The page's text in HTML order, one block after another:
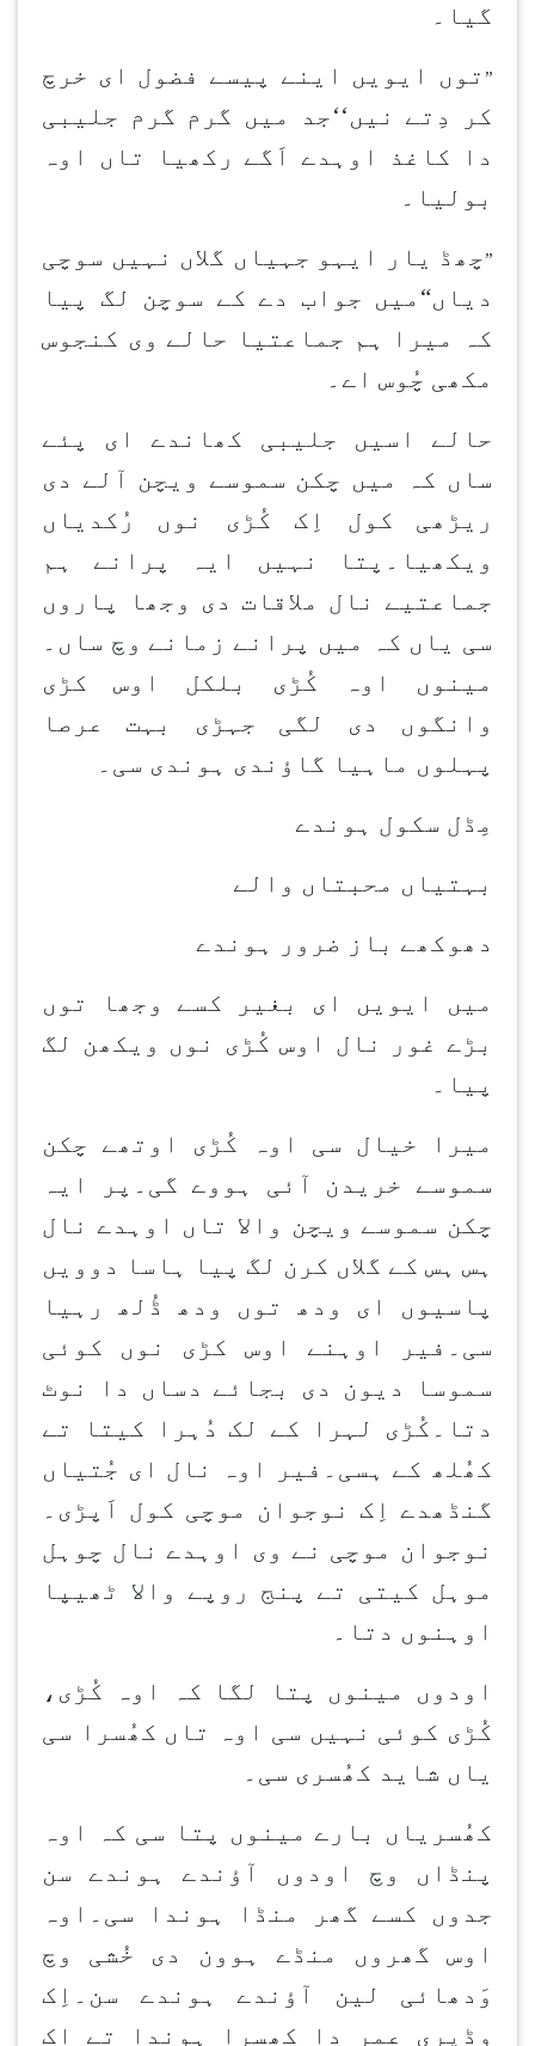
گیا۔
” توں ایویں اینے پیسے فضول ای خرچ
کر دِتے نیں‘‘جد میں گرم گرم جلیبی
دا کاغذ اوہدے اَگے رکھیا تاں اوہ
بولیا۔
”چھڈ یار ایہو جہیاں گلاں نہیں سوچی
دیاں“میں جواب دے کے سوچن لگ پیا
کہ میرا ہم جماعتیا حالے وی کنجوس
مکھی چُوس اے۔
حالے اسیں جلیبی کھاندے ای پئے
ساں کہ میں چکن سموسے ویچن آلے دی
ریڑھی کول اِک کُڑی نوں رُکدیاں
ویکھیا۔پتا نہیں ایہ پرانے ہم
جماعتیے نال ملاقات دی وجھا پاروں
سی یاں کہ میں پرانے زمانے وچ ساں۔
مینوں اوہ کُڑی بلکل اوس کڑی
وانگوں دی لگی جہڑی بہت عرصا
پہلوں ماہیا گاؤندی ہوندی سی۔
مِڈل سکول ہوندے
بہتیاں محبتاں والے
دھوکھے باز ضرور ہوندے
میں ایویں ای بغیر کسے وجھا توں
بڑے غور نال اوس کُڑی نوں ویکھن لگ
پیا۔
میرا خیال سی اوہ کُڑی اوتھے چکن
سموسے خریدن آئی ہووے گی۔پر ایہ
چکن سموسے ویچن والا تاں اوہدے نال
ہس ہس کے گلاں کرن لگ پیا ہاسا دوویں
پاسیوں ای ودھ توں ودھ ڈُلھ رہیا
سی۔فیر اوہنے اوس کڑی نوں کوئی
سموسا دیون دی بجائے دساں دا نوٹ
دتا۔کُڑی لہرا کے لک دُہرا کیتا تے
کھُلھ کے ہسی۔فیر اوہ نال ای جُتیاں
گنڈھدے اِک نوجوان موچی کول اَپڑی۔
نوجوان موچی نے وی اوہدے نال چوہل
موہل کیتی تے پنج روپے والا ٹھیپا
اوہنوں دتا۔
اودوں مینوں پتا لگا کہ اوہ کُڑی،
کُڑی کوئی نہیں سی اوہ تاں کھُسرا سی
یاں شاید کھُسری سی۔
کھُسریاں بارے مینوں پتا سی کہ اوہ
پنڈاں وچ اودوں آؤندے ہوندے سن
جدوں کسے گھر منڈا ہوندا سی۔اوہ
اوس گھروں منڈے ہوون دی خُشی وچ
وَدھائی لین آؤندے ہوندے سن۔اِک
وڈیری عمر دا کھسرا ہوندا تے اک